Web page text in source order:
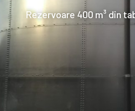
Rezervoare 400 m³ din